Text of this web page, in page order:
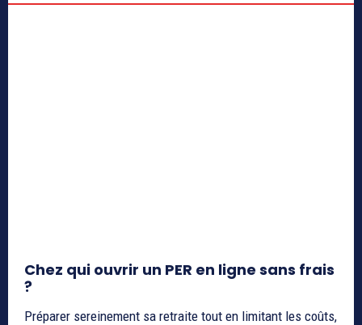
Chez qui ouvrir un PER en ligne sans frais
?
Préparer sereinement sa retraite tout en limitant les coûts,